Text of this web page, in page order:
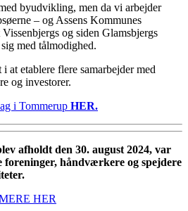
byudvikling, men da vi arbejder
– og Assens Kommunes
og siden Glamsbjergs
med tålmodighed.
at etablere flere samarbejder med
og investorer.
i Tommerup HER.
afholdt den 30. august 2024, var
foreninger, håndværkere og spejdere
HER